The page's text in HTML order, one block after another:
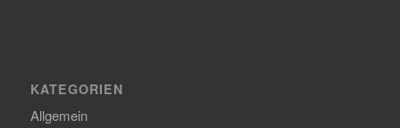
KATEGORIEN
Allgemein